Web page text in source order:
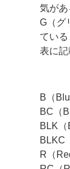
気が
G（グ
てい
表に記
B（
BC（
BLK（
BLKC
R（